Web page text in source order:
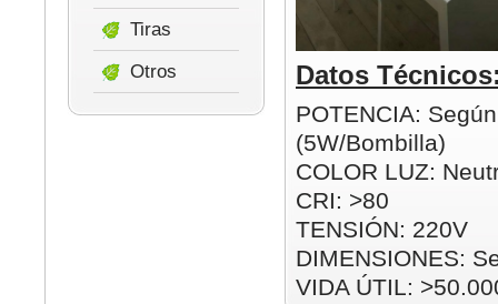
Datos
POTENCIA:
(5W/Bombilla)
COLOR LUZ:
CRI: >80
TENSIÓN: 220V
DIMENSIONES:
VIDA ÚTIL:
Tiras
Otros